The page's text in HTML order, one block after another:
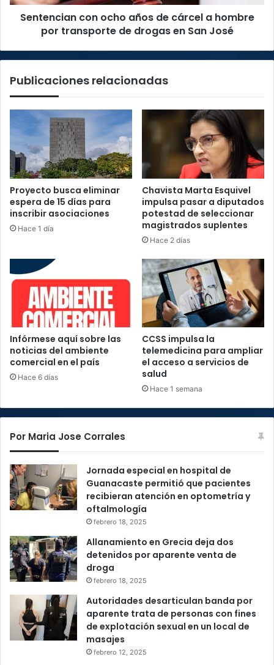
por
transporte
José
Sentencian con ocho años de cárcel a hombre
por transporte de drogas en San José
Publicaciones relacionadas
Proyecto busca eliminar
espera de 15 días para
inscribir asociaciones
Hace 1 día
Chavista Marta Esquivel
impulsa pasar a diputados
potestad de seleccionar
magistrados suplentes
Hace 2 días
Infórmese aquí sobre las
noticias del ambiente
comercial en el país
Hace 6 días
CCSS impulsa la
telemedicina para ampliar
el acceso a servicios de
salud
Hace 1 semana
Por Maria Jose Corrales
Jornada especial en hospital de
Guanacaste permitió que pacientes
recibieran atención en optometría y
oftalmología
febrero 18, 2025
Allanamiento en Grecia deja dos
detenidos por aparente venta de
droga
febrero 18, 2025
Autoridades desarticulan banda por
aparente trata de personas con fines
de explotación sexual en un local de
masajes
febrero 12, 2025